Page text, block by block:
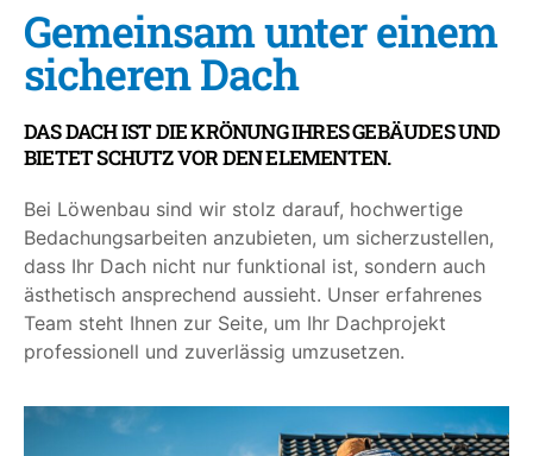
Gemeinsam unter einem
sicheren Dach
DAS DACH IST DIE KRÖNUNG IHRES GEBÄUDES UND
BIETET SCHUTZ VOR DEN ELEMENTEN.
Bei Löwenbau sind wir stolz darauf, hochwertige
Bedachungsarbeiten anzubieten, um sicherzustellen,
dass Ihr Dach nicht nur funktional ist, sondern auch
ästhetisch ansprechend aussieht. Unser erfahrenes
Team steht Ihnen zur Seite, um Ihr Dachprojekt
professionell und zuverlässig umzusetzen.